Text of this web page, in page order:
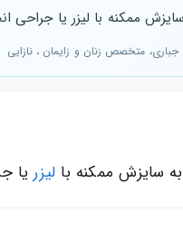
ممکنه با لیزر یا
جباری، متخصص زنان و زایمان ، نازایی
سایزش ممکنه با لیزریا